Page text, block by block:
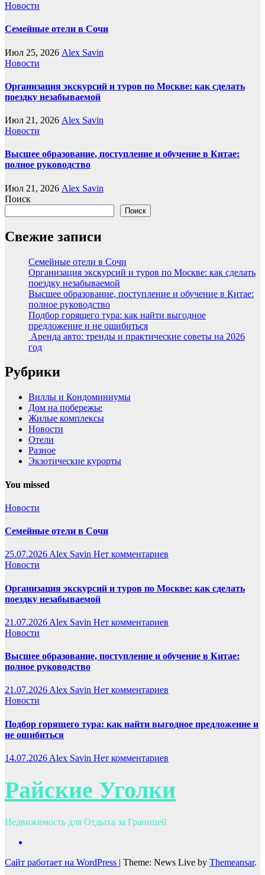
Новости
Семейные отели в Сочи
Июл 25, 2026 Alex Savin
Новости
Организация экскурсий и туров по Москве: как сделать
поездку незабываемой
Июл 21, 2026 Alex Savin
Новости
Высшее образование, поступление и обучение в Китае:
полное руководство
Июл 21, 2026 Alex Savin
Поиск
Поиск
Свежие записи
Семейные отели в Сочи
Организация экскурсий и туров по Москве: как сделать
поездку незабываемой
Высшее образование, поступление и обучение в Китае:
полное руководство
Подбор горящего тура: как найти выгодное
предложение и не ошибиться
Аренда авто: тренды и практические советы на 2026
год
Рубрики
Виллы и Кондоминиумы
Дом на побережье
Жилые комплексы
Новости
Отели
Разное
Экзотические курорты
You missed
Новости
Семейные отели в Сочи
25.07.2026 Alex Savin Нет комментариев
Новости
Организация экскурсий и туров по Москве: как сделать
поездку незабываемой
21.07.2026 Alex Savin Нет комментариев
Новости
Высшее образование, поступление и обучение в Китае:
полное руководство
21.07.2026Alex Savin Нет комментариев
Новости
Подбор горящего тура: как найти выгодное предложение и
не ошибиться
14.07.2026 Alex Savin Нет комментариев
Райские Уголки
Недвижимость для Отдыха за Границей
Сайт работает на WordPress | Theme: News Live by Themeansar.